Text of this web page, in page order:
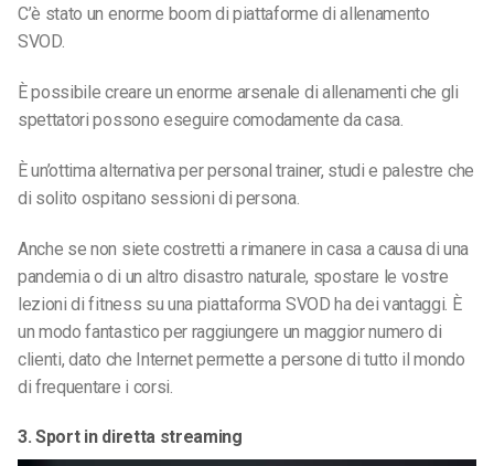
C’è stato un enorme boom di piattaforme di allenamento
SVOD.
È possibile creare un enorme arsenale di allenamenti che gli
spettatori possono eseguire comodamente da casa.
È un’ottima alternativa per personal trainer, studi e palestre che
di solito ospitano sessioni di persona.
Anche se non siete costretti a rimanere in casa a causa di una
pandemia o di un altro disastro naturale, spostare le vostre
lezioni di fitness su una piattaforma SVOD ha dei vantaggi. È
un modo fantastico per raggiungere un maggior numero di
clienti, dato che Internet permette a persone di tutto il mondo
di frequentare i corsi.
3. Sport in diretta streaming